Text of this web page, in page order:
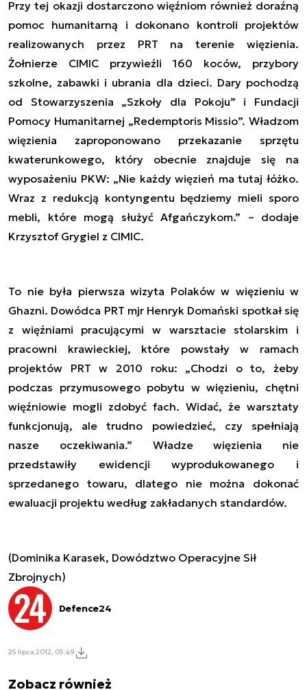
Przy tej okazji dostarczono więźniom również doraźną
pomoc humanitarną i dokonano kontroli projektów
realizowanych przez PRT na terenie więzienia.
Żołnierze CIMIC przywieźli 160 koców, przybory
szkolne, zabawki i ubrania dla dzieci. Dary pochodzą
od Stowarzyszenia „Szkoły dla Pokoju” i Fundacji
Pomocy Humanitarnej „Redemptoris Missio”. Władzom
więzienia zaproponowano przekazanie sprzętu
kwaterunkowego, który obecnie znajduje się na
wyposażeniu PKW: „Nie każdy więzień ma tutaj łóżko.
Wraz z redukcją kontyngentu będziemy mieli sporo
mebli, które mogą służyć Afgańczykom.” – dodaje
Krzysztof Grygiel z CIMIC.
To nie była pierwsza wizyta Polaków w więzieniu w
Ghazni. Dowódca PRT mjr Henryk Domański spotkał się
z więźniami pracującymi w warsztacie stolarskim i
pracowni krawieckiej, które powstały w ramach
projektów PRT w 2010 roku: „Chodzi o to, żeby
podczas przymusowego pobytu w więzieniu, chętni
więźniowie mogli zdobyć fach. Widać, że warsztaty
funkcjonują, ale trudno powiedzieć, czy spełniają
nasze oczekiwania.” Władze więzienia nie
przedstawiły ewidencji wyprodukowanego i
sprzedanego towaru, dlatego nie można dokonać
ewaluacji projektu według zakładanych standardów.
(Dominika Karasek, Dowództwo Operacyjne Sił
Zbrojnych)
Defence24
25 lipca 2012, 05:49
Zobacz również